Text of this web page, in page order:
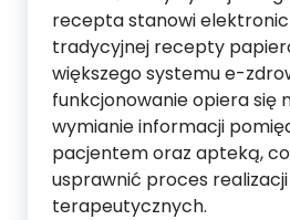
recepta stanowi
tradycyjnej recepty
większego systemu e-
funkcjonowanie opiera się
wymianie informacji
pacjentem oraz apteką,
usprawnić proces
terapeutycznych.